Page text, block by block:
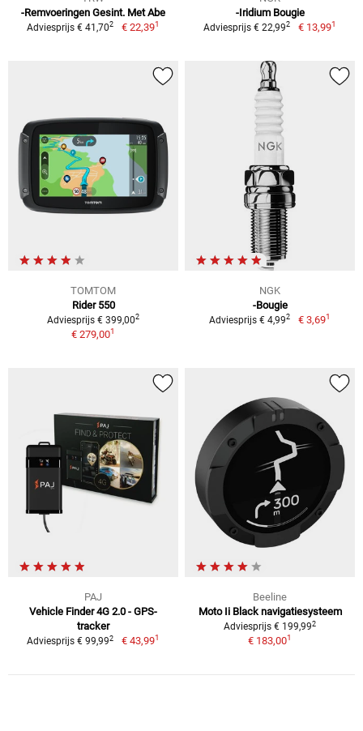
-Remvoeringen Gesint. Met Abe
Adviesprijs € 41,702 € 22,391
-Iridium Bougie
Adviesprijs € 22,992 € 13,991
TOMTOM
Rider 550
Adviesprijs € 399,002
€ 279,001
NGK
-Bougie
Adviesprijs € 4,992 € 3,691
PAJ
Vehicle Finder 4G 2.0 - GPS-
tracker
Adviesprijs € 99,992 € 43,991
Beeline
Moto Ii Black navigatiesysteem
Adviesprijs € 199,992
€ 183,001